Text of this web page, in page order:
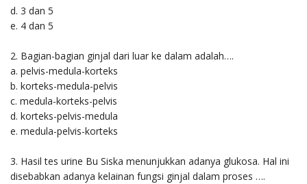
d. 3 dan 5
e. 4 dan 5
2. Bagian-bagian ginjal dari luar ke dalam adalah….
a. pelvis-medula-korteks
b. korteks-medula-pelvis
c. medula-korteks-pelvis
d. korteks-pelvis-medula
e. medula-pelvis-korteks
3. Hasil tes urine Bu Siska menunjukkan adanya glukosa. Hal ini
disebabkan adanya kelainan fungsi ginjal dalam proses ….